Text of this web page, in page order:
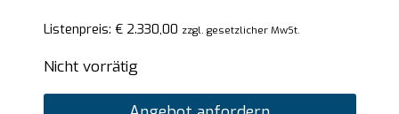
Listenpreis: €2.330,00 zzgl. gesetzlicher MwSt.
Nicht vorrätig